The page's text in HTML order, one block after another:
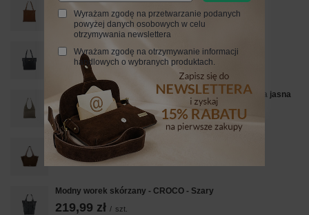
289,99 zł / szt.
Shopper bag - duża torebka miejska - Czarna
289,99 zł / szt.
Modna torebka worek na szerokim uchwycie - Beżowa jasna
259,99 zł /
Torebka damska zamszowa typu worek - Brązowa
309,90 zł / szt.
Modny worek skórzany - CROCO - Szary
219,99 zł / szt.
Wyrażam zgodę na przetwarzanie podanych
powyżej danych osobowych w celu
otrzymywania newslettera
Wyrażam zgodę na otrzymywanie informacji
handlowych o wybranych produktach.